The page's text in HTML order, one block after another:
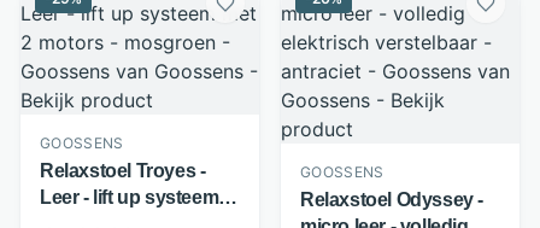
GOOSSENS
Relaxstoel Troyes -
Leer - lift up systeem
met 2 motors -
GOOSSENS
Relaxstoel Odyssey -